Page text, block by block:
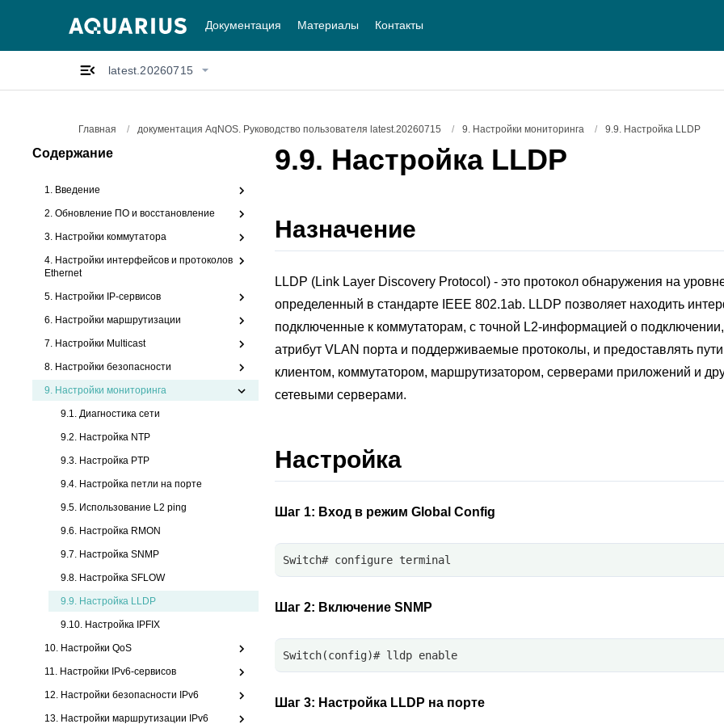
Документация Материалы Контакты
latest.20260715
Главная / документация AqNOS. Руководство пользователя latest.20260715 / 9. Настройки мониторинга / 9.9. Настройка LLDP
Содержание
1. Введение
2. Обновление ПО и восстановление
3. Настройки коммутатора
4. Настройки интерфейсов и протоколов
Ethernet
5. Настройки IP-сервисов
6. Настройки маршрутизации
7. Настройки Multicast
8. Настройки безопасности
9. Настройки мониторинга
9.1. Диагностика сети
9.2. Настройка NTP
9.3. Настройка PTP
9.4. Настройка петли на порте
9.5. Использование L2 ping
9.6. Настройка RMON
9.7. Настройка SNMP
9.8. Настройка SFLOW
9.9. Настройка LLDP
9.10. Настройка IPFIX
10. Настройки QoS
11. Настройки IPv6-сервисов
12. Настройки безопасности IPv6
13. Настройки маршрутизации IPv6
9.9. Настройка LLDP
Назначение
LLDP (Link Layer Discovery Protocol) - это протокол обнаружения на
определенный в стандарте IEEE 802.1ab. LLDP позволяет находить
подключенные к коммутаторам, с точной L2-информацией о подключении,
атрибут VLAN порта и поддерживаемые протоколы, и предоставлять
клиентом, коммутатором, маршрутизатором, серверами приложений и
сетевыми серверами.
Настройка
Шаг 1: Вход в режим Global Config
Switch# configure terminal
Шаг 2: Включение SNMP
Switch(config)# lldp enable
Шаг 3: Настройка LLDP на порте